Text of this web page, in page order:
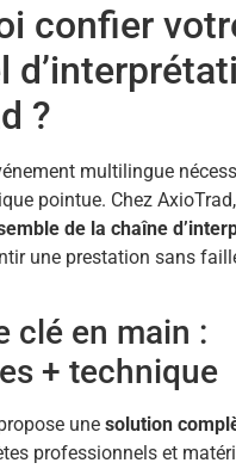
confier
?
multilingue
pointue. Chez AxioTrad,
de la chaîne
une prestation sans
clé en main :
+ technique
une solution
professionnels et